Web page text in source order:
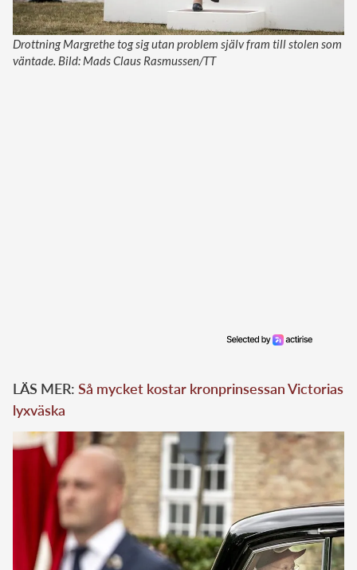
Drottning Margrethe tog sig utan problem själv fram till stolen som
väntade. Bild: Mads Claus Rasmussen/TT
LÄS MER: Så mycket kostar kronprinsessan Victorias
lyxväska